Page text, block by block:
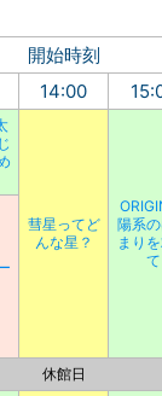
開始時刻
14:00
彗星ってど
んな星？
陽系
まり
て
休館日